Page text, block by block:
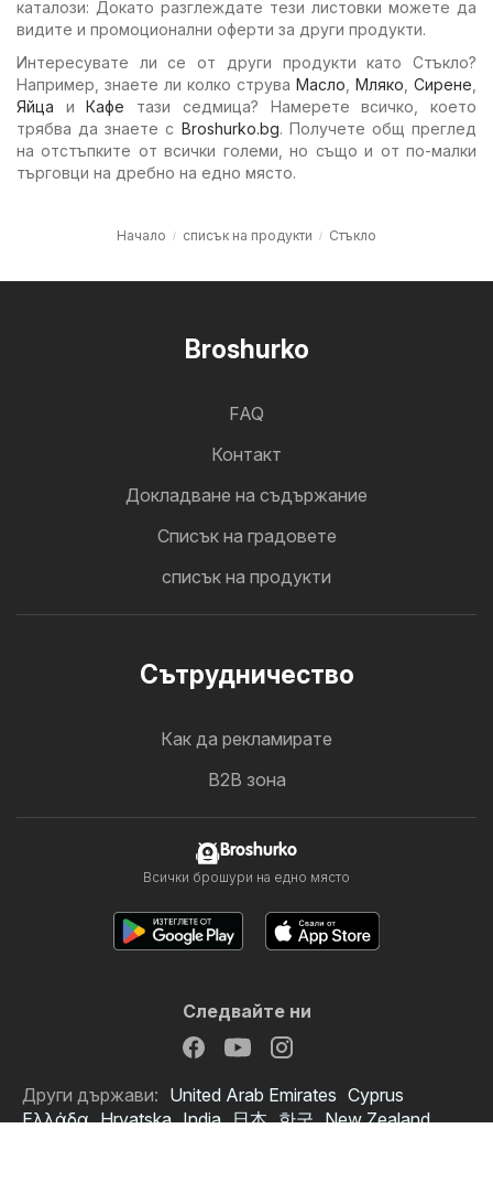
каталози: Докато разглеждате тези листовки можете да
видите и промоционални оферти за други продукти.
Интересувате ли се от други продукти като Стъкло?
Например, знаете ли колко струва Масло Мляко Сирене
Яйца иКафе тази седмица? Намерете всичко, което
трябва да знаете с Broshurko.bg. Получете общ преглед
на отстъпките от всички големи, но също и от по-малки
търговци на дребно на едно място.
Начало списък на продукти Стъкло
Broshurko
FAQ
Контакт
Докладване на съдържание
Cписък на градовете
списък на продукти
Cътрудничество
Как да рекламирате
B2B зона
Broshurko
Всички брошури на едно място
Следвайте ни
Други държави: United Arab Emirates Cyprus
Ελλάδα Hrvatska India 日本 한국 New Zealand